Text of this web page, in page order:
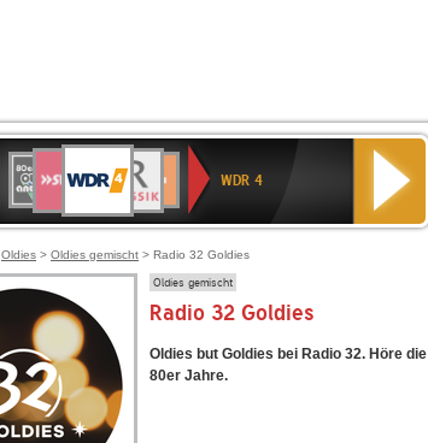
Deutschlandfunk
80er
90er
OLDIE
ANTENNE
4
KLASSIK
Deutschlandfunk
Kultur
Kultur
2
WDR 4
Oldies > Oldies gemischt > Radio 32 Goldies
Oldies gemischt
Radio 32 Goldies
Oldies but Goldies bei Radio 32. Höre
80er Jahre.